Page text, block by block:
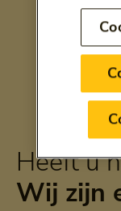
Heeft u
Wij zijn